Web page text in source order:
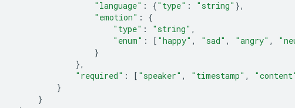
"language" : {"type" : "string" },
"emotion" :
{
"type" : "string" ,
"enum" : [ "happy" , "sad" , "angry" ,
}
},
"required" : [ "speaker" , "timestamp" ,
}
}